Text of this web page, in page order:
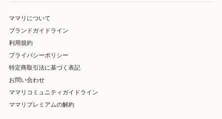
ママリについて
ブランドガイドライン
利用規約
プライバシーポリシー
特定商取引法に基づく表記
お問い合わせ
ママリコミュニティガイドライン
ママリプレミアムの解約